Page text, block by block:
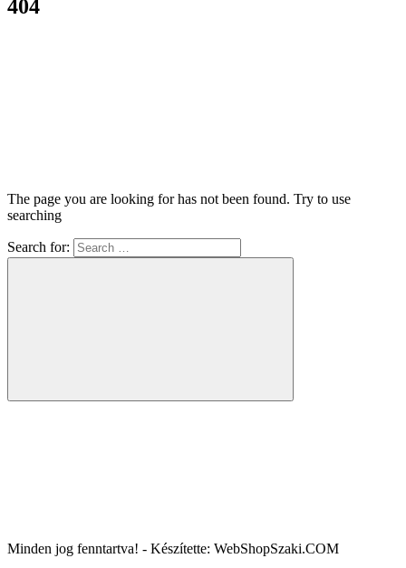
404
The page you are looking for has not been found. Try to use
searching
Search for:
Minden jog fenntartva! - Készítette: WebShopSzaki.COM